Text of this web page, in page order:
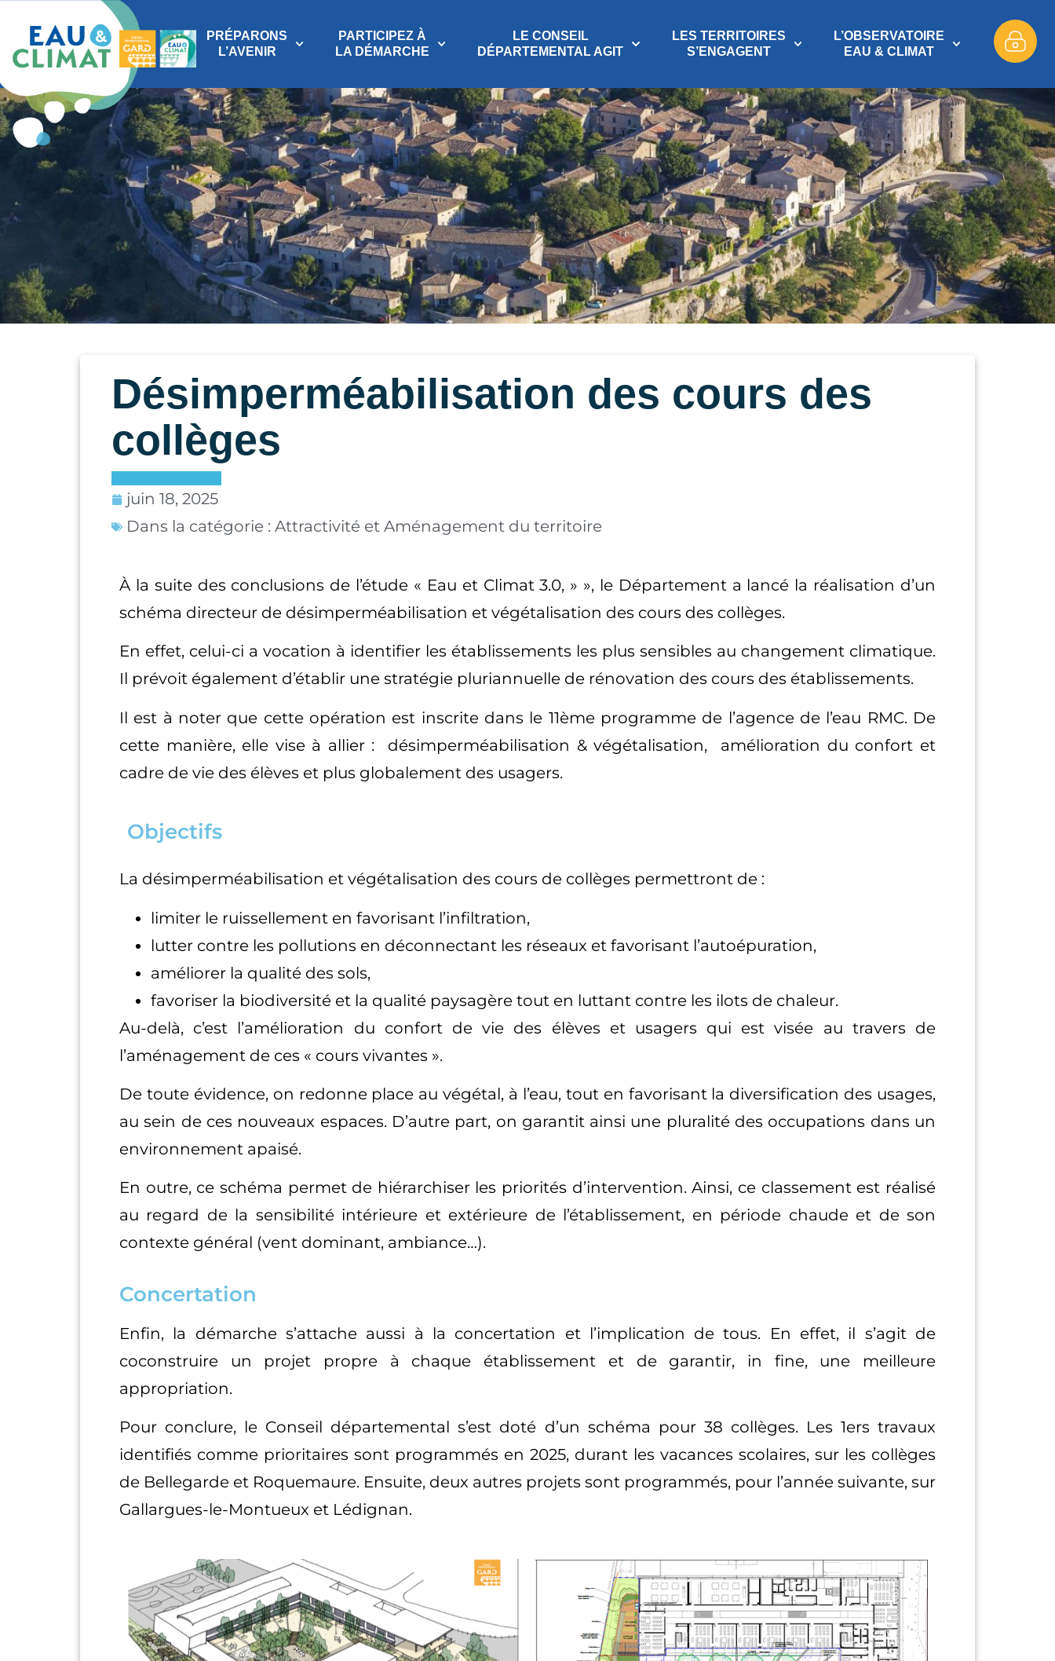
PRÉPARONS
L’AVENIR
PARTICIPEZ À
LA DÉMARCHE
LE CONSEIL
DÉPARTEMENTAL AGIT
LES TERRITOIRES
S’ENGAGENT
L’OBSERVATOIRE
EAU & CLIMAT
Désimperméabilisation des cours des
collèges
juin 18, 2025
Dans la catégorie : Attractivité et Aménagement du territoire
À la suite des conclusions de l’étude « Eau et Climat 3.0, » », le Département a lancé la réalisation d’un
schéma directeur de désimperméabilisation et végétalisation des cours des collèges.
En effet, celui-ci a vocation à identifier les établissements les plus sensibles au changement climatique.
Il prévoit également d’établir une stratégie pluriannuelle de rénovation des cours des établissements.
Il est à noter que cette opération est inscrite dans le 11ème programme de l’agence de l’eau RMC. De
cette manière, elle vise à allier : désimperméabilisation & végétalisation, amélioration du confort et
cadre de vie des élèves et plus globalement des usagers.
Objectifs
La désimperméabilisation et végétalisation des cours de collèges permettront de :
limiter le ruissellement en favorisant l’infiltration,
lutter contre les pollutions en déconnectant les réseaux et favorisant l’autoépuration,
améliorer la qualité des sols,
favoriser la biodiversité et la qualité paysagère tout en luttant contre les ilots de chaleur.
Au-delà, c’est l’amélioration du confort de vie des élèves et usagers qui est visée au travers de
l’aménagement de ces « cours vivantes ».
De toute évidence, on redonne place au végétal, à l’eau, tout en favorisant la diversification des usages,
au sein de ces nouveaux espaces. D’autre part, on garantit ainsi une pluralité des occupations dans un
environnement apaisé.
En outre, ce schéma permet de hiérarchiser les priorités d’intervention. Ainsi, ce classement est réalisé
au regard de la sensibilité intérieure et extérieure de l’établissement, en période chaude et de son
contexte général (vent dominant, ambiance…).
Concertation
Enfin, la démarche s’attache aussi à la concertation et l’implication de tous. En effet, il s’agit de
coconstruire un projet propre à chaque établissement et de garantir, in fine, une meilleure
appropriation.
Pour conclure, le Conseil départemental s’est doté d’un schéma pour 38 collèges. Les 1ers travaux
identifiés comme prioritaires sont programmés en 2025, durant les vacances scolaires, sur les collèges
de Bellegarde et Roquemaure. Ensuite, deux autres projets sont programmés, pour l’année suivante, sur
Gallargues-le-Montueux et Lédignan.